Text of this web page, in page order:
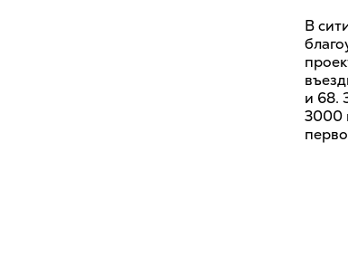
В
и 68.
3000